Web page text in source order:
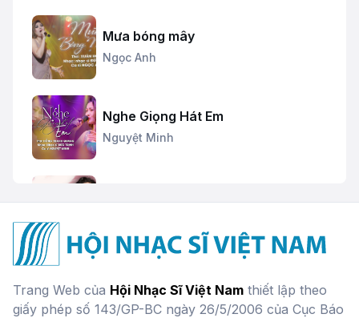
Mưa bóng mây
Ngọc Anh
Nghe Giọng Hát Em
Nguyệt Minh
Nhóm tình bạn
Trang Web của Hội Nhạc Sĩ Việt Nam thiết lập theo
giấy phép số 143/GP-BC ngày 26/5/2006 của Cục Báo